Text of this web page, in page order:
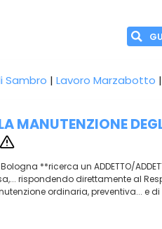
Sambro | Lavoro Marzabotto |
MANUTENZIONE
**ricerca un ADDETTO/
rispondendo direttamente al
ordinaria, preventiva... e